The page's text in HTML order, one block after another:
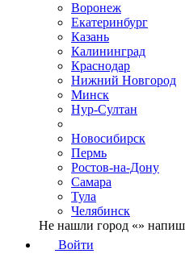
Воронеж
Екатеринбург
Казань
Калининград
Краснодар
Нижний Новгород
Минск
Нур-Султан
Новосибирск
Пермь
Ростов-на-Дону
Самара
Тула
Челябинск
Не нашли город «»
Войти